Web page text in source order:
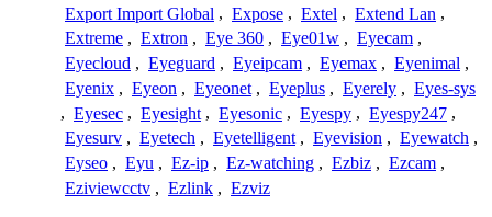
Export Import Global , Expose , Extel , Extend Lan ,
Extreme , Extron , Eye 360 , Eye01w , Eyecam ,
Eyecloud , Eyeguard , Eyeipcam , Eyemax , Eyenimal ,
Eyenix , Eyeon , Eyeonet , Eyeplus , Eyerely , Eyes-sys
, Eyesec , Eyesight , Eyesonic , Eyespy , Eyespy247 ,
Eyesurv , Eyetech , Eyetelligent , Eyevision , Eyewatch ,
Eyseo , Eyu , Ez-ip , Ez-watching , Ezbiz , Ezcam ,
Eziviewcctv , Ezlink , Ezviz